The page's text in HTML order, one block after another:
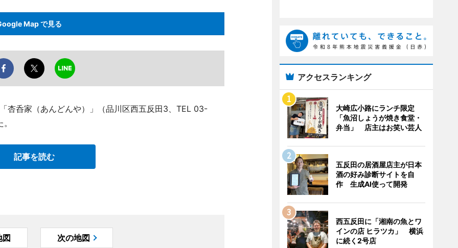
Map で見る
杏呑家（あんどんや）」（品川区西五反田3、TEL 03-
記事を読む
図 次の地図
アクセスランキング
大崎広小路にランチ限定
「魚沼しょうが焼き食堂・
弁当」 店主はお笑い芸人
五反田の居酒屋店主が日本
酒の好み診断サイトを自
作 生成AI使って開発
西五反田に「湘南の魚とワ
インの店 ヒラツカ」 横浜
に続く2号店